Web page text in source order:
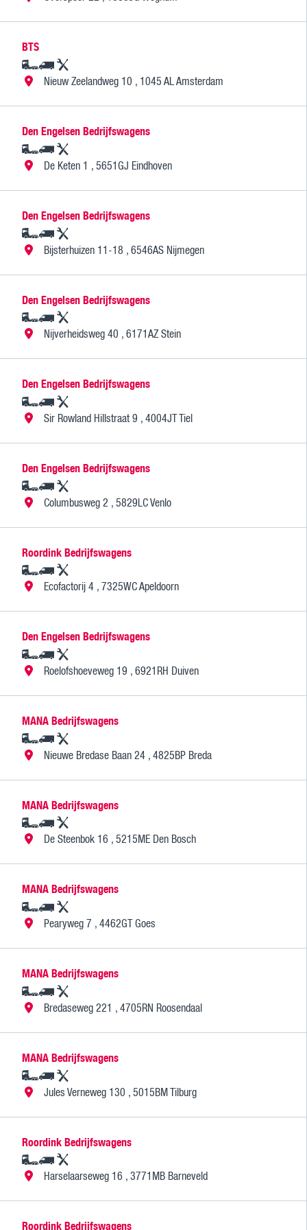
Assistentiesystemen voor jouw MAN
Mobile24
MAN Werkplaatsen
BTS
Nieuw Zeelandweg 10 , 1045 AL Amsterdam
Den Engelsen Bedrijfswagens
De Keten 1 , 5651GJ Eindhoven
Den Engelsen Bedrijfswagens
Bijsterhuizen 11-18 , 6546AS Nijmegen
Den Engelsen Bedrijfswagens
Nijverheidsweg 40 , 6171AZ Stein
Den Engelsen Bedrijfswagens
Sir Rowland Hillstraat 9 , 4004JT Tiel
Den Engelsen Bedrijfswagens
Columbusweg 2 , 5829LC Venlo
Roordink Bedrijfswagens
Ecofactorij 4 , 7325WC Apeldoorn
Den Engelsen Bedrijfswagens
Roelofshoeveweg 19 , 6921RH Duiven
MANA Bedrijfswagens
Nieuwe Bredase Baan 24 , 4825BP Breda
MANA Bedrijfswagens
De Steenbok 16 , 5215ME Den Bosch
MANA Bedrijfswagens
Pearyweg 7 , 4462GT Goes
MANA Bedrijfswagens
Bredaseweg 221 , 4705RN Roosendaal
MANA Bedrijfswagens
Jules Verneweg 130 , 5015BM Tilburg
Roordink Bedrijfswagens
Harselaarseweg 16 , 3771MB Barneveld
Roordink Bedrijfswagens